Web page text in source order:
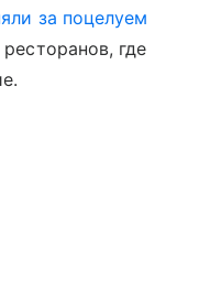
за поцелуем
где